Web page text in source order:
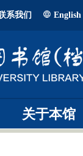
系我们 English
关于本馆